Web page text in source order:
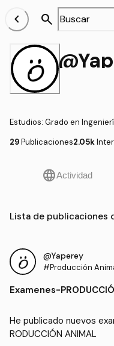
chevron_left search
Estudios: Grado en
29Publicaciones2.05k
languageActividad
Lista de publicaciones
@Yaperey
#Producción
Examenes-
He publicado nuevos
RODUCCIÓN ANIMAL